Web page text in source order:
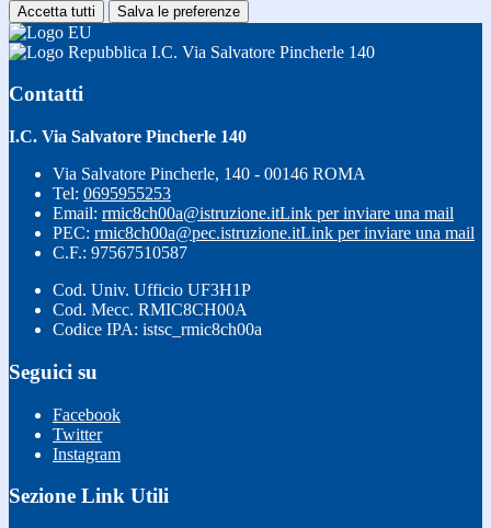
Accetta tutti Salva le preferenze
I.C. Via Salvatore Pincherle 140
Contatti
I.C. Via Salvatore Pincherle 140
Via Salvatore Pincherle, 140 - 00146 ROMA
Tel: 0695955253
Email: rmic8ch00a@istruzione.itLink per inviare una mail
PEC: rmic8ch00a@pec.istruzione.itLink per inviare una mail
C.F.: 97567510587
Cod. Univ. Ufficio UF3H1P
Cod. Mecc. RMIC8CH00A
Codice IPA: istsc_rmic8ch00a
Seguici su
Facebook
Twitter
Instagram
Sezione Link Utili